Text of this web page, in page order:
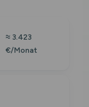
≈ 3.423
€/Monat